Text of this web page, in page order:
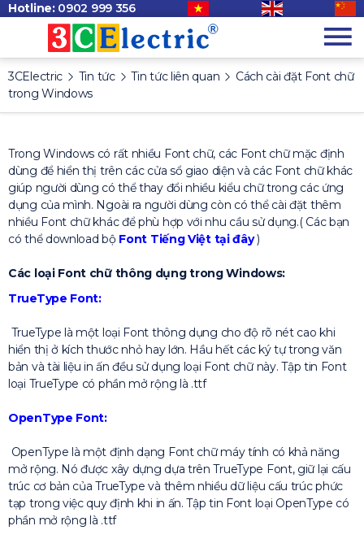
Hotline: 0902 999 356
3CElectric Tin tức Tin tức liên quan
Cách cài đặt Font chữ
trong Windows
Trong Windows có rất nhiều Font chữ, các Font chữ mặc định
dùng để hiển thị trên các cửa sổ giao diện và các Font chữ khác
giúp người dùng có thể thay đổi nhiều kiểu chữ trong các ứng
dụng của mình. Ngoài ra người dùng còn có thể cài đặt thêm
nhiều Font chữ khác để phù hợp với nhu cầu sử dụng.( Các bạn
có thể download bộ Font Tiếng Việt tại đây)
Các loại Font chữ thông dụng trong Windows:
TrueType Font:
TrueType là một loại Font thông dụng cho độ rõ nét cao khi
hiển thị ở kích thước nhỏ hay lớn. Hầu hết các ký tự trong văn
bản và tài liệu in ấn đều sử dụng loại Font chữ này. Tập tin Font
loại TrueType có phần mở rộng là .ttf
OpenType Font:
OpenType là một định dạng Font chữ máy tính có khả năng
mở rộng. Nó được xây dựng dựa trên TrueType Font, giữ lại cấu
trúc cơ bản của TrueType và thêm nhiều dữ liệu cấu trúc phức
tạp trong việc quy định khi in ấn. Tập tin Font loại OpenType có
phần mở rộng là .ttf